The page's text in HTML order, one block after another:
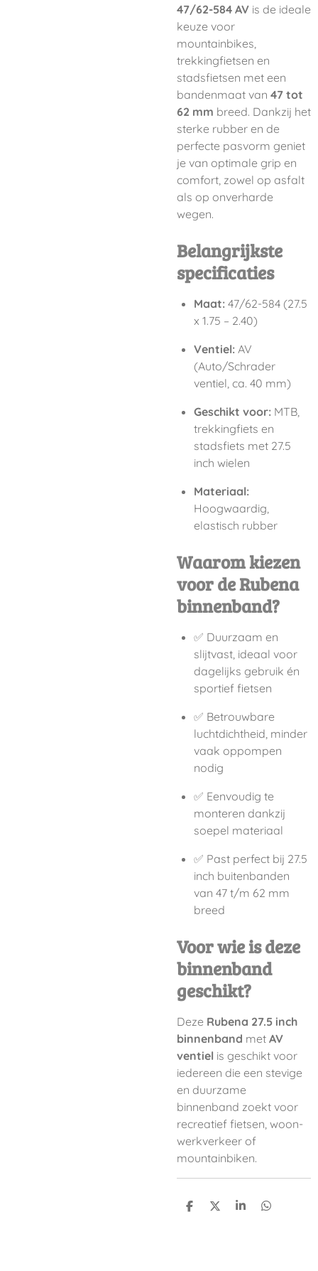
47/62-584 AV is de ideale
keuze voor
mountainbikes,
trekkingfietsen en
stadsfietsen met een
bandenmaat van 47 tot
62 mm breed. Dankzij het
sterke rubber en de
perfecte pasvorm geniet
je van optimale grip en
comfort, zowel op asfalt
als op onverharde
wegen.
Belangrijkste
specificaties
Maat: 47/62-584 (27.5
x 1.75 – 2.40)
Ventiel: AV
(Auto/Schrader
ventiel, ca. 40 mm)
Geschikt voor: MTB,
trekkingfiets en
stadsfiets met 27.5
inch wielen
Materiaal:
Hoogwaardig,
elastisch rubber
Waarom kiezen
voor de Rubena
binnenband?
✅ Duurzaam en
slijtvast, ideaal voor
dagelijks gebruik én
sportief fietsen
✅ Betrouwbare
luchtdichtheid, minder
vaak oppompen
nodig
✅ Eenvoudig te
monteren dankzij
soepel materiaal
✅ Past perfect bij 27.5
inch buitenbanden
van 47 t/m 62 mm
breed
Voor wie is deze
binnenband
geschikt?
Deze Rubena 27.5 inch
binnenband met AV
ventiel is geschikt voor
iedereen die een stevige
en duurzame
binnenband zoekt voor
recreatief fietsen, woon-
werkverkeer of
mountainbiken.
D
D
S
D